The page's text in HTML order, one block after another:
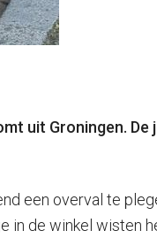
uit Groningen. De
een overval te
in de winkel wisten